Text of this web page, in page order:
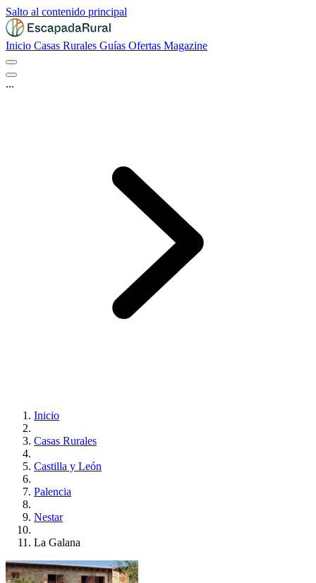
Salto al contenido principal
Inicio Casas Rurales Guías Ofertas Magazine
...
Inicio
Casas Rurales
Castilla y León
Palencia
Nestar
La Galana